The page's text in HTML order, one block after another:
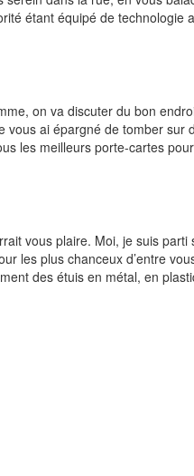
étant équipé de technologie
on va discuter du bon
vous ai épargné de tomber sur
les meilleurs porte-cartes
vous plaire. Moi, je suis
les plus chanceux d’entre
des étuis en métal, en